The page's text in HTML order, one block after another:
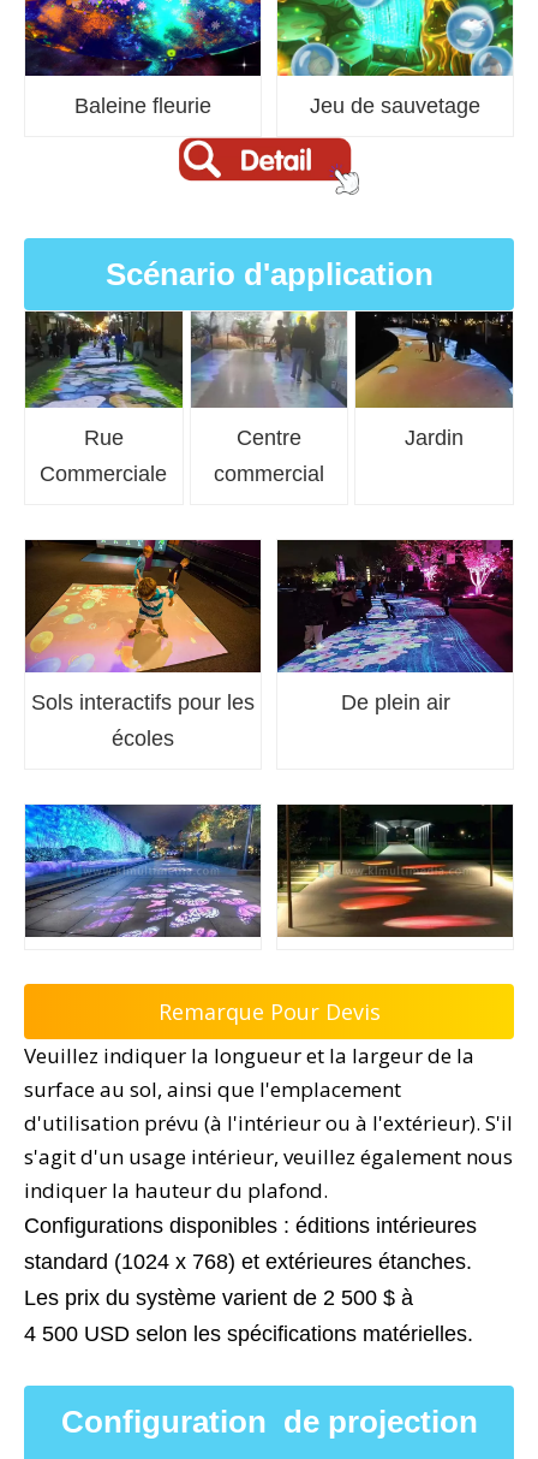
Baleine fleurie Jeu de sauvetage
Scénario d'application
Rue
Commerciale
Centre
commercial
Jardin
Sols interactifs pour les
écoles
De plein air
Remarque Pour Devis
Veuillez indiquer la longueur et la largeur de la
surface au sol, ainsi que l'emplacement
d'utilisation prévu (à l'intérieur ou à l'extérieur). S'il
s'agit d'un usage intérieur, veuillez également nous
indiquer la hauteur du plafond.
Configurations disponibles : éditions intérieures
standard (1024 x 768) et extérieures étanches.
Les prix du système varient de 2 500 $ à
4 500 USD selon les spécifications matérielles.
Configuration de projection